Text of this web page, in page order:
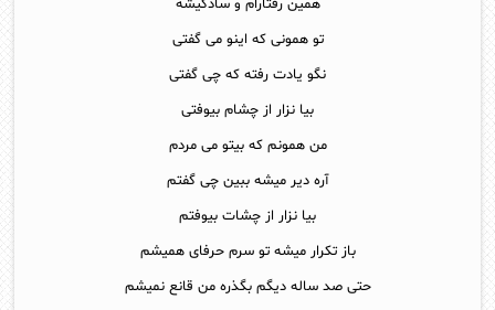
همین رفتارام و سادگیشه
تو همونی که اینو می گفتی
نگو یادت رفته که چی گفتی
بیا نزار از چشام بیوفتی
من همونم که بیتو می مردم
آره دیر میشه ببین چی گفتم
بیا نزار از چشات بیوفتم
باز تکرار میشه تو سرم حرفای همیشم
حتی صد ساله دیگم بگذره من قانع نمیشم